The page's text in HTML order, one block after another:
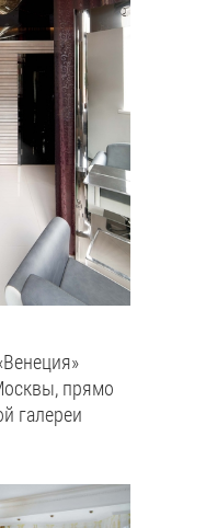
прямо
галереи